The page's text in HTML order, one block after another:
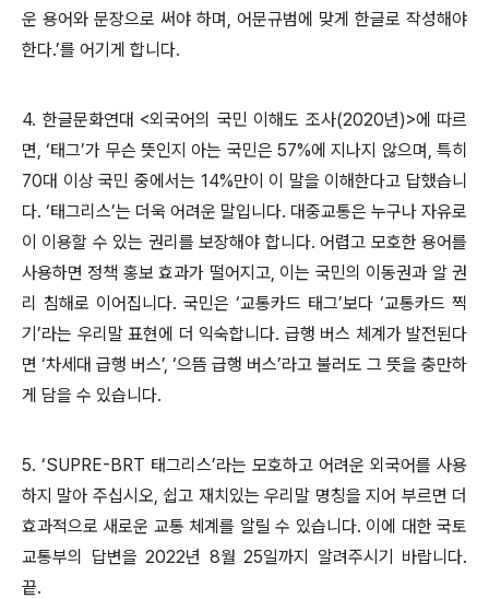
운 용어와 문장으로 써야 하며, 어문규범에 맞게 한글로 작성해야
한다.’를 어기게 합니다.
4. 한글문화연대 <외국어의 국민 이해도 조사(2020년)>에 따르
면, ‘태그’가 무슨 뜻인지 아는 국민은57%에 지나지 않으며,특히
70대 이상 국민 중에서는 14%만이 이 말을 이해한다고 답했습니
다. ‘태그리스’는 더욱 어려운 말입니다. 대중교통은 누구나 자유로
이 이용할 수 있는 권리를 보장해야 합니다.어렵고 모호한 용어를
사용하면 정책 홍보 효과가 떨어지고, 이는 국민의 이동권과 알 권
리 침해로 이어집니다. 국민은 ‘교통카드 태그’보다 ‘교통카드 찍
기 ’라는 우리말 표현에 더 익숙합니다. 급행 버스 체계가 발전된다
면 ‘차세대 급행 버스’, ‘으뜸 급행 버스’라고 불러도 그 뜻을 충만하
게 담을 수 있습니다.
5. ‘SUPRE-BRT 태그리스’라는 모호하고 어려운 외국어를 사용
하지 말아 주십시오,쉽고 재치있는 우리말 명칭을 지어 부르면 더
효과적으로 새로운 교통 체계를 알릴 수 있습니다. 이에 대한 국토
교통부의 답변을 2022년 8월 25일까지 알려주시기 바랍니다.
끝.